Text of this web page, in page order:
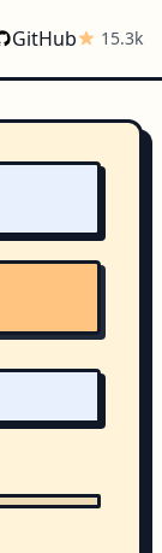
GitHub 15.3k